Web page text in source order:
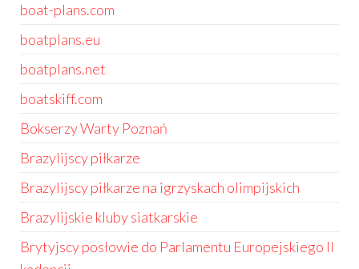
boat-plans.com
boatplans.eu
boatplans.net
boatskiff.com
Bokserzy Warty Poznań
Brazylijscy piłkarze
Brazylijscy piłkarze na igrzyskach olimpijskich
Brazylijskie kluby siatkarskie
Brytyjscy posłowie do Parlamentu Europejskiego II